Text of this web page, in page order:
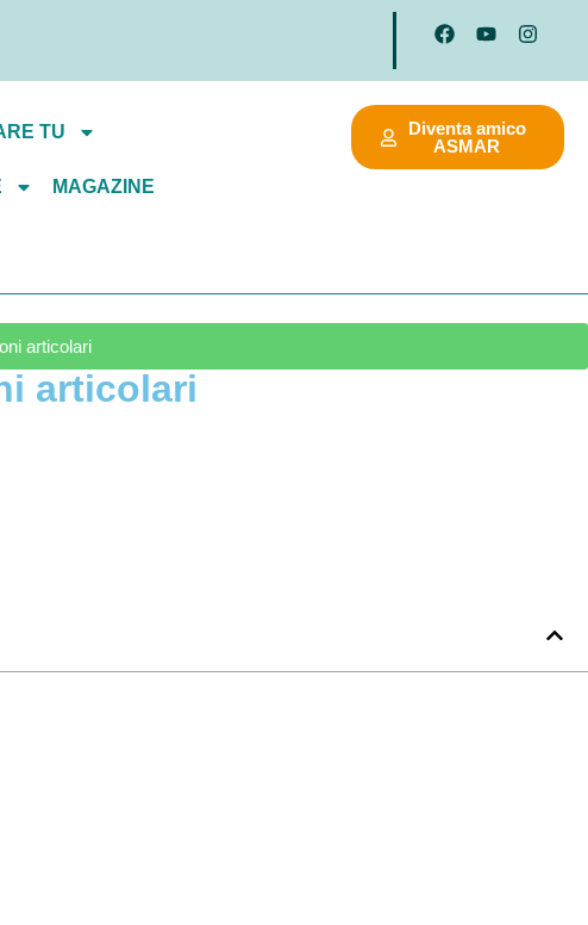
TU
MAGAZINE
Diventa amico
ASMAR
articolari
articolari